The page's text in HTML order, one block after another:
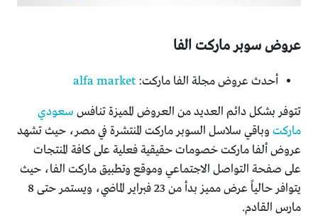
عروض سوبر ماركت الفا
أحدث عروض مجلة الفا ماركت: alfa market
تتوفر بشكل دائم العديد من العروض المميزة تنافس سعودي
ماركت وباقي سلاسل السوبر ماركت المنتشرة في مصر، حيث تشهد
عروض ألفا ماركت خصومات حقيقية فعلية على كافة المنتجات
على صفحة التواصل الاجتماعي وموقع وتطبيق ماركت الفا، حيث
يتوافر حالياً عرض مميز بدأ من 23 فبراير الماضي، ويستمر حتى 8
مارس القادم.